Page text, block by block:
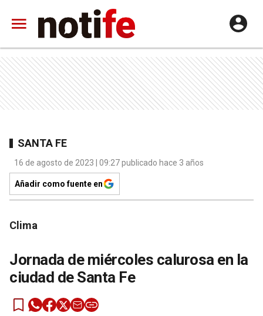
SANTA FE
16 de agosto de 2023 | 09:27 publicado hace 3 años
Añadir como fuente en
Clima
Jornada de miércoles calurosa en la
ciudad de Santa Fe